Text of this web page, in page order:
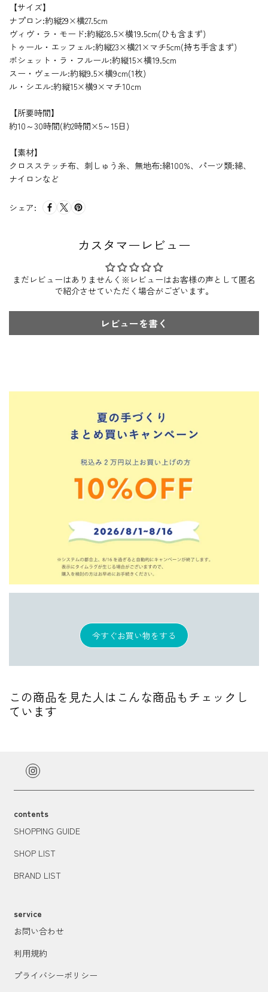
【サイズ】
ナプロン:約縦29×横27.5cm
ヴィヴ・ラ・モード:約縦28.5×横19.5cm(ひも含まず)
トゥール・エッフェル:約縦23×横21×マチ5cm(持ち手含まず)
ポシェット・ラ・フルール:約縦15×横19.5cm
スー・ヴェール:約縦9.5×横9cm(1枚)
ル・シエル:約縦15×横9×マチ10cm
【所要時間】
約10～30時間(約2時間×5～15日)
【素材】
クロスステッチ布、刺しゅう糸、無地布:綿100%、パーツ類:綿、
ナイロンなど
シェア:
カスタマーレビュー
まだレビューはありませんく※レビューはお客様の声として匿名
で紹介させていただく場合がございます。
レビューを書く
今すぐお買い物をする
この商品を見た人はこんな商品もチェックし
ています
contents
SHOPPING GUIDE
SHOP LIST
BRAND LIST
service
お問い合わせ
利用規約
プライバシーポリシー